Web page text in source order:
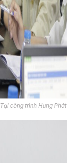
Tại công trình Hưng Phát